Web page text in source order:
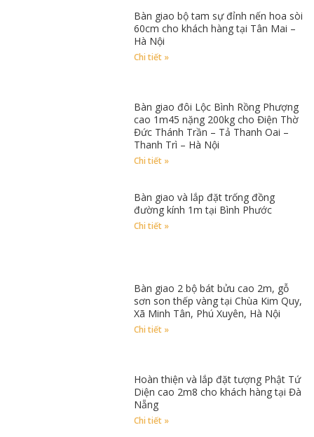
Bàn giao bộ tam sự đỉnh nến hoa sòi
60cm cho khách hàng tại Tân Mai –
Hà Nội
Chi tiết »
Bàn giao đôi Lộc Bình Rồng Phượng
cao 1m45 nặng 200kg cho Điện Thờ
Đức Thánh Trần – Tả Thanh Oai –
Thanh Trì – Hà Nội
Chi tiết »
Bàn giao và lắp đặt trống đồng
đường kính 1m tại Bình Phước
Chi tiết »
Bàn giao 2 bộ bát bửu cao 2m, gỗ
sơn son thếp vàng tại Chùa Kim Quy,
Xã Minh Tân, Phú Xuyên, Hà Nội
Chi tiết »
Hoàn thiện và lắp đặt tượng Phật Tứ
Diện cao 2m8 cho khách hàng tại Đà
Nẵng
Chi tiết »